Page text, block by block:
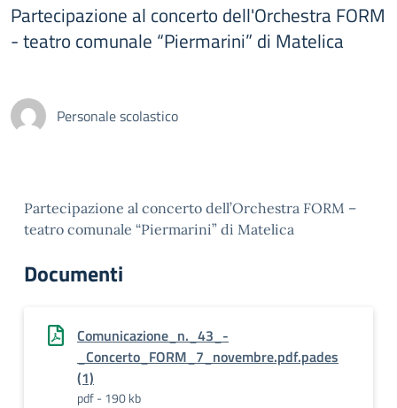
Partecipazione al concerto dell'Orchestra FORM
- teatro comunale “Piermarini” di Matelica
Personale scolastico
Partecipazione al concerto dell’Orchestra FORM –
teatro comunale “Piermarini” di Matelica
Documenti
Comunicazione_n._43_-
_Concerto_FORM_7_novembre.pdf.pades
(1)
pdf - 190 kb